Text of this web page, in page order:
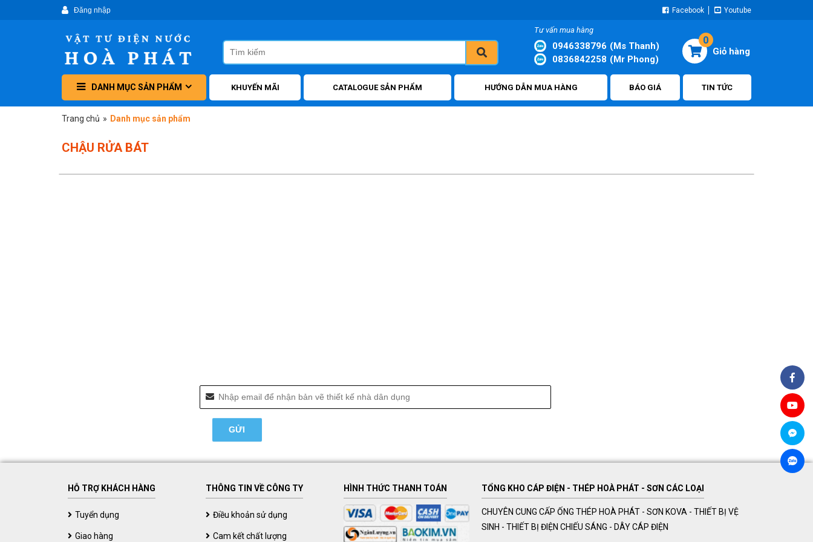
Facebook Youtube
Tư vấn mua hàng
0946338796 (Ms Thanh)
0836842258 (Mr Phong)
0
DANH MỤC SẢN PHẨM KHUYẾN MÃI CATALOGUE SẢN PHẨM HƯỚNG DẪN MUA HÀNG BÁO GIÁ TIN TỨC
Trang chủ » Danh mục sản phẩm
CHẬU RỬA BÁT
HỖ TRỢ KHÁCH HÀNG
Tuyển dụng
Giao hàng
THÔNG TIN VỀ CÔNG TY
Điều khoản sử dụng
Cam kết chất lượng
HÌNH THỨC THANH TOÁN TỔNG KHO CÁP ĐIỆN - THÉP HOÀ PHÁT - SƠN CÁC LOẠI
CHUYÊN CUNG CẤP ỐNG THÉP HOÀ PHÁT - SƠN KOVA - THIẾT BỊ VỆ
SINH - THIẾT BỊ ĐIỆN CHIẾU SÁNG - DÂY CÁP ĐIỆN